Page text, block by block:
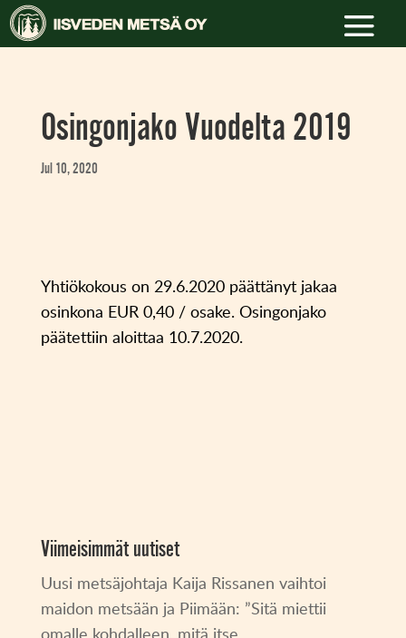
Osingonjako Vuodelta 2019
Jul 10, 2020
Yhtiökokous on 29.6.2020 päättänyt jakaa
osinkona EUR 0,40 / osake. Osingonjako
päätettiin aloittaa 10.7.2020.
Viimeisimmät uutiset
Uusi metsäjohtaja Kaija Rissanen vaihtoi
maidon metsään ja Piimään: ”Sitä miettii
omalle kohdalleen, mitä itse